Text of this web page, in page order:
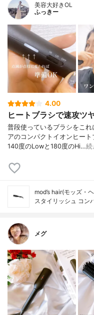
美容大好きOL
ふっきー
4.00
ヒートブラシで速攻ツ
普段使っているブラシをこ
アのコンパクトイオンヒート
140度のLowと180度のHi…続
mod’s hair(モッズ・
スタイリッシュ コ
メグ